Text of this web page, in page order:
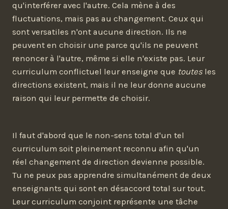
qu'interférer avec l'autre. Cela mène à des
fluctuations, mais pas au changement. Ceux qui
sont versatiles n'ont aucune direction. Ils ne
peuvent en choisir une parce qu'ils ne peuvent
renoncer à l'autre, même si elle n'existe pas. Leur
curriculum conflictuel leur enseigne que toutes les
directions existent, mais il ne leur donne aucune
raison qui leur permette de choisir.
Il faut d'abord que le non-sens total d'un tel
curriculum soit pleinement reconnu afin qu'un
réel changement de direction devienne possible.
Tu ne peux pas apprendre simultanément de deux
enseignants qui sont en désaccord total sur tout.
Leur curriculum conjoint représente une tâche